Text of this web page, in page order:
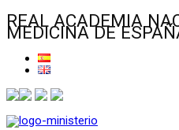
REAL ACADEMIA
MEDICINA DE